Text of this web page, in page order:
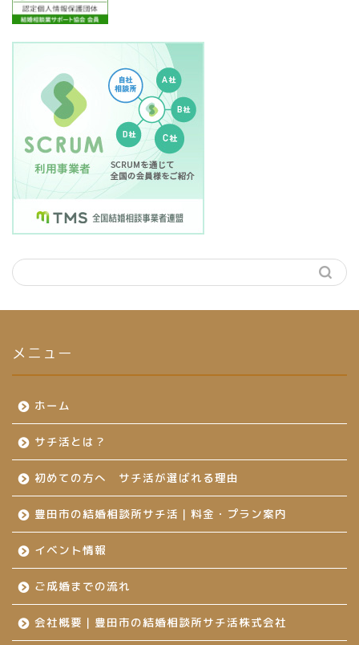
メニュー
ホーム
サチ活とは？
初めての方へ サチ活が選ばれる理由
豊田市の結婚相談所サチ活｜料金・プラン案内
イベント情報
ご成婚までの流れ
会社概要｜豊田市の結婚相談所サチ活株式会社